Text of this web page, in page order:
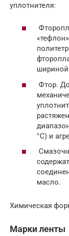
уплотнителя:
Фтор.
°C) и
масло.
Химическая
Марки ленты